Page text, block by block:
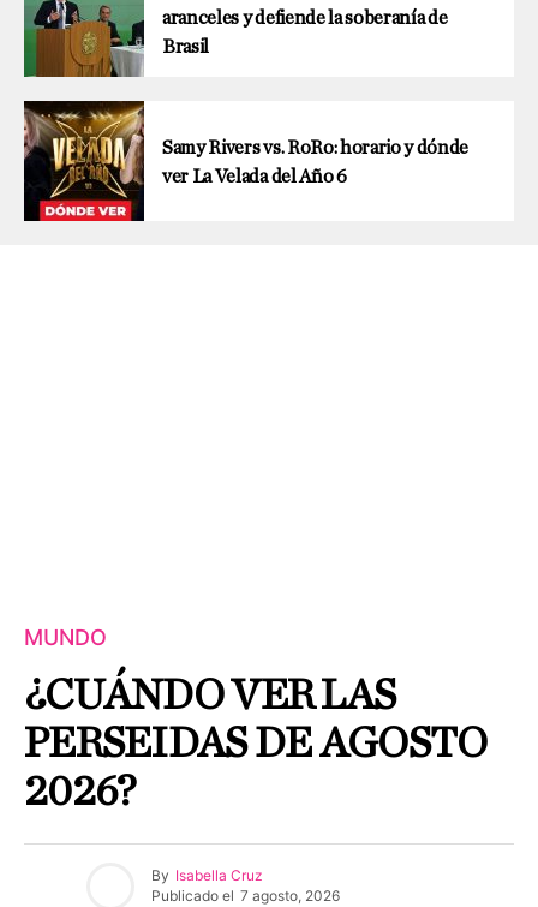
aranceles y defiende la soberanía de
Brasil
Samy Rivers vs. RoRo: horario y dónde
ver La Velada del Año 6
MUNDO
¿CUÁNDO VER LAS
PERSEIDAS DE AGOSTO
2026?
By Isabella Cruz
Publicado el 7 agosto, 2026